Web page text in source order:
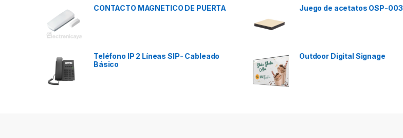
CONTACTO MAGNETICO DE PUERTA
Teléfono IP 2 Líneas SIP- Cableado
Básico
Juego de acetatos OSP-003
Outdoor Digital Signage